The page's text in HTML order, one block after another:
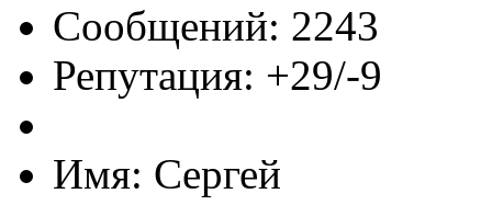
Сообщений: 2243
Репутация: +29/-9
Имя: Сергей